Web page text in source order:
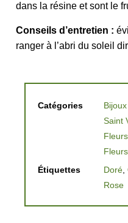
dans la résine et sont le
Conseils d’entretien :
ranger à l’abri du soleil
Catégories
Saint
Fleurs
Étiquettes
Doré
Rose